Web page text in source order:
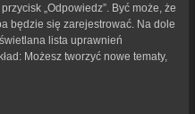
„Odpowiedz”. Być może, że
będzie się zarejestrować. Na dole
lista uprawnień
Możesz tworzyć nowe tematy,